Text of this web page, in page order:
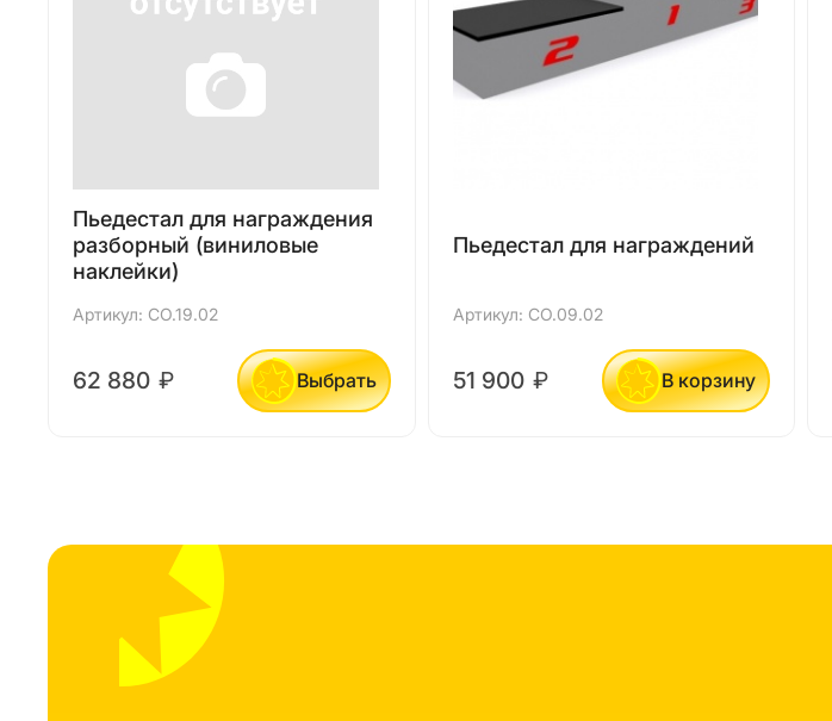
Пьедестал для награждения
разборный (виниловые
наклейки)
Артикул: СО.19.02
62 880 ₽ Выбрать
Пьедестал для награждений
Артикул: СО.09.02
51 900 ₽ В корзину